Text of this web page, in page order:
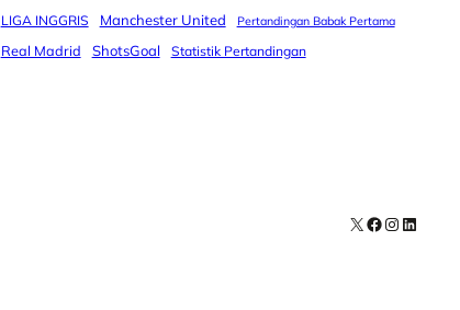
LIGA INGGRIS Manchester United Pertandingan Babak Pertama
Real Madrid ShotsGoal Statistik Pertandingan
X Facebook